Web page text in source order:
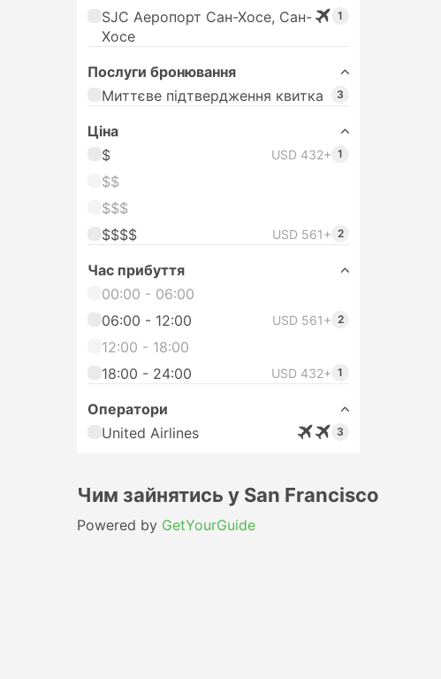
SJC Аеропорт Сан-Хосе, Сан-
Хосе
1
Послуги бронювання
Миттєве підтвердження квитка
3
Цiна
$
USD 432+ 1
$$
$$$
$$$$
USD 561+ 2
Час прибуття
00:00 - 06:00
06:00 - 12:00
USD 561+ 2
12:00 - 18:00
18:00 - 24:00
USD 432+ 1
Оператори
United Airlines
3
Чим зайнятись у San Francisco
Powered by GetYourGuide